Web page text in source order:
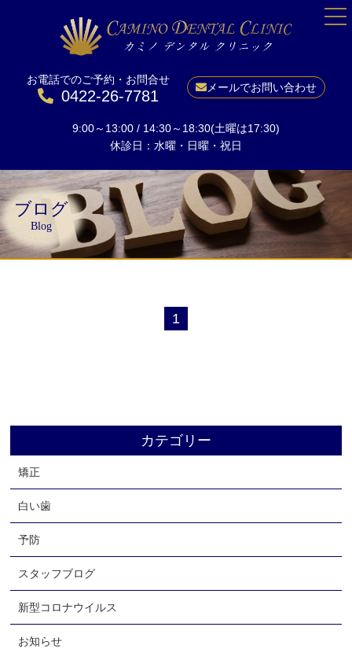
お電話でのご予約・お問合せ
0422-26-7781 メールでお問い合わせ
9:00～13:00 / 14:30～18:30(土曜は17:30)
休診日：水曜・日曜・祝日
ブログ
Blog
HOME
当院について
一般歯科
予防
小児矯正
成人矯正
インプラント
ブログ
リクルート
カテゴリー
矯正
白い歯
予防
スタッフブログ
新型コロナウイルス
お知らせ
1